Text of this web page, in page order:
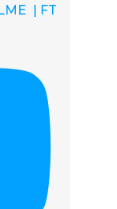
| FT